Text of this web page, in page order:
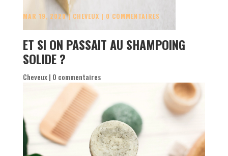
MAR 19, 2020| CHEVEUX | 0 COMMENTAIRES
ET SI ON PASSAIT AU SHAMPOING
SOLIDE ?
Cheveux| 0 commentaires